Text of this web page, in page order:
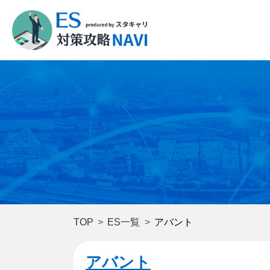
TOP ES一覧 アバント
アバント